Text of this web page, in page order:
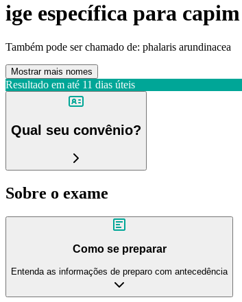
ige específica para
Também pode ser chamado de: phalaris arundinacea
Mostrar mais nomes
Resultado em até 11 dias úteis
Qual seu convênio?
Sobre o exame
Como se preparar
Entenda as informações de preparo com antecedência